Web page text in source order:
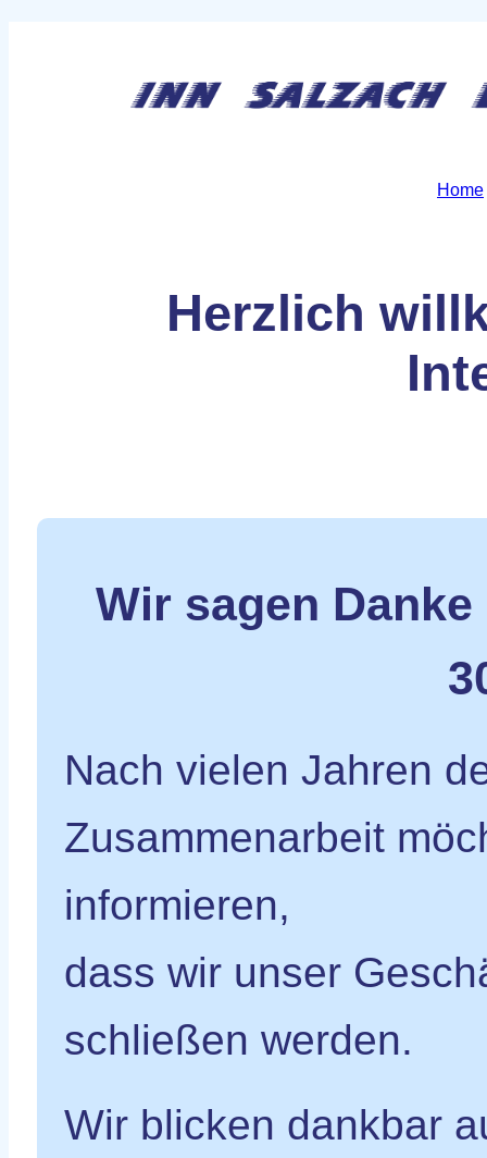
Home
Herzlich
Wir sagen
Nach vielen Jahren
Zusammenarbeit
informieren,
dass wir unser
schließen werden.
Wir blicken dankbar